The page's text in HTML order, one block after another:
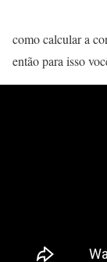
como calcular a
então para isso